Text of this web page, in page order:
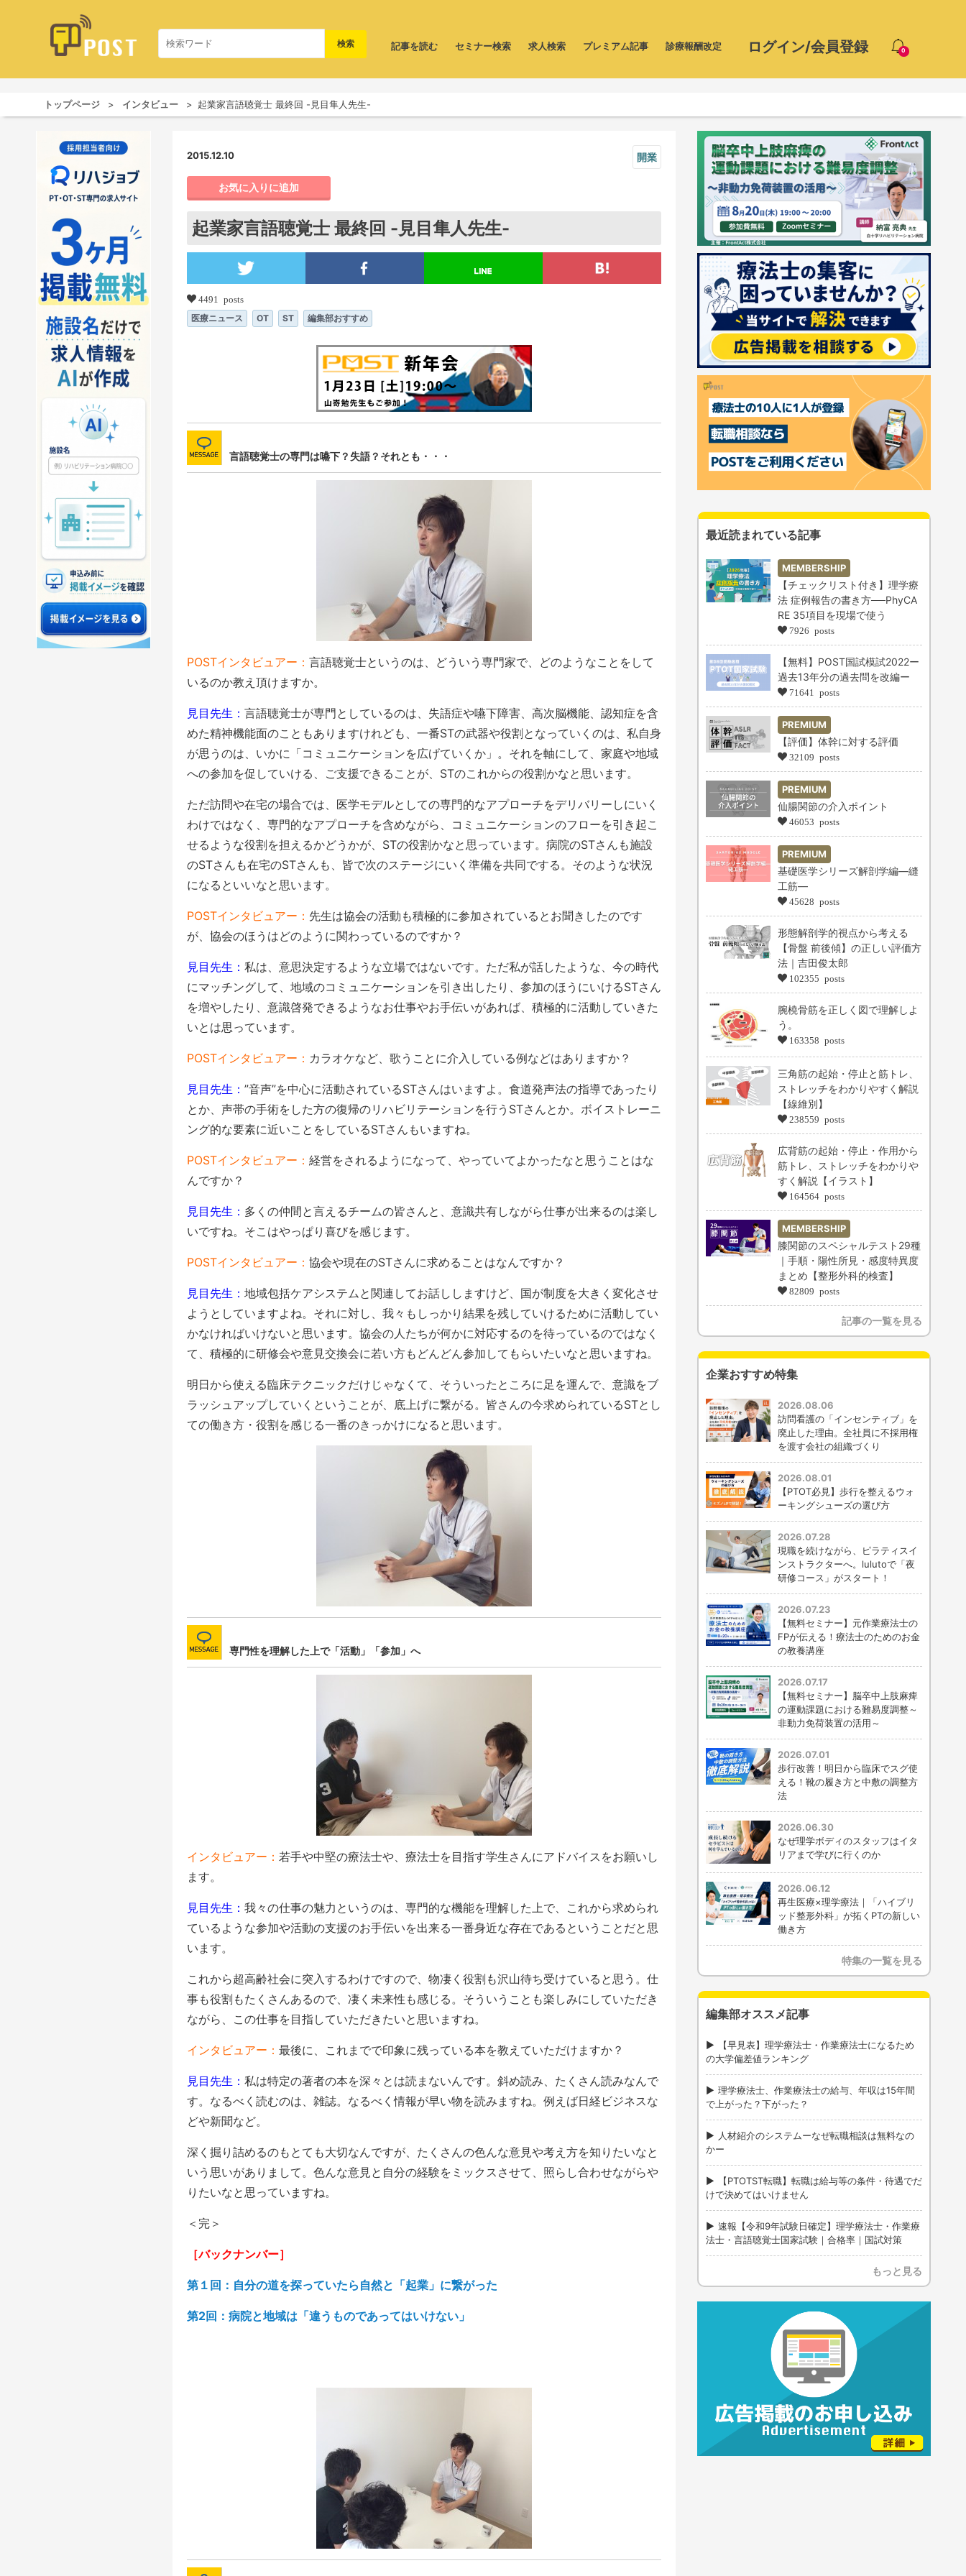
0
ログイン/会員登録
記事を読む セミナー検索 求人検索 プレミアム記事 診療報酬改定
トップページ インタビュー 起業家言語聴覚士 最終回 -見目隼人先生-
2015.12.10 開業
お気に入りに追加
起業家言語聴覚士 最終回 -見目隼人先生-
4491 posts
医療ニュース OT ST 編集部おすすめ
言語聴覚士の専門は嚥下？失語？それとも・・・
POSTインタビュアー： 言語聴覚士というのは、どういう専門家で、どのようなことをして
いるのか教え頂けますか。
見目先生： 言語聴覚士が専門としているのは、失語症や嚥下障害、高次脳機能、認知症を含
めた精神機能面のこともありますけれども、一番STの武器や役割となっていくのは、私自身
が思うのは、いかに「コミュニケーションを広げていくか」。それを軸にして、家庭や地域
への参加を促していける、ご支援できることが、STのこれからの役割かなと思います。
ただ訪問や在宅の場合では、医学モデルとしての専門的なアプローチをデリバリーしにいく
わけではなく、専門的なアプローチを含めながら、コミュニケーションのフローを引き起こ
せるような役割を担えるかどうかが、STの役割かなと思っています。病院のSTさんも施設
のSTさんも在宅のSTさんも、皆で次のステージにいく準備を共同でする。そのような状況
になるといいなと思います。
POSTインタビュアー： 先生は協会の活動も積極的に参加されているとお聞きしたのです
が、協会のほうはどのように関わっているのですか？
見目先生： 私は、意思決定するような立場ではないです。ただ私が話したような、今の時代
にマッチングして、地域のコミュニケーションを引き出したり、参加のほうにいけるSTさん
を増やしたり、意識啓発できるようなお仕事やお手伝いがあれば、積極的に活動していきた
いとは思っています。
POSTインタビュアー： カラオケなど、歌うことに介入している例などはありますか？
見目先生： ”音声”を中心に活動されているSTさんはいますよ。食道発声法の指導であったり
とか、声帯の手術をした方の復帰のリハビリテーションを行うSTさんとか。ボイストレーニ
ング的な要素に近いことをしているSTさんもいますね。
POSTインタビュアー： 経営をされるようになって、やっていてよかったなと思うことはな
んですか？
見目先生： 多くの仲間と言えるチームの皆さんと、意識共有しながら仕事が出来るのは楽し
いですね。そこはやっぱり喜びを感じます。
POSTインタビュアー： 協会や現在のSTさんに求めることはなんですか？
見目先生： 地域包括ケアシステムと関連してお話ししますけど、国が制度を大きく変化させ
ようとしていますよね。それに対し、我々もしっかり結果を残していけるために活動してい
かなければいけないと思います。協会の人たちが何かに対応するのを待っているのではなく
て、積極的に研修会や意見交換会に若い方もどんどん参加してもらいたいなと思いますね。
明日から使える臨床テクニックだけじゃなくて、そういったところに足を運んで、意識をブ
ラッシュアップしていくということが、底上げに繋がる。皆さんの今求められているSTとし
ての働き方・役割を感じる一番のきっかけになると思います。
専門性を理解した上で「活動」「参加」へ
インタビュアー： 若手や中堅の療法士や、療法士を目指す学生さんにアドバイスをお願いし
ます。
見目先生： 我々の仕事の魅力というのは、専門的な機能を理解した上で、これから求められ
ているような参加や活動の支援のお手伝いを出来る一番身近な存在であるということだと思
います。
これから超高齢社会に突入するわけですので、物凄く役割も沢山待ち受けていると思う。仕
事も役割もたくさんあるので、凄く未来性も感じる。そういうことも楽しみにしていただき
ながら、この仕事を目指していただきたいと思いますね。
インタビュアー： 最後に、これまでで印象に残っている本を教えていただけますか？
見目先生： 私は特定の著者の本を深々とは読まないんです。斜め読み、たくさん読みなんで
す。なるべく読むのは、雑誌。なるべく情報が早い物を読みますね。例えば日経ビジネスな
どや新聞など。
深く掘り詰めるのもとても大切なんですが、たくさんの色んな意見や考え方を知りたいなと
いう思いがありまして。色んな意見と自分の経験をミックスさせて、照らし合わせながらや
りたいなと思っていますね。
＜完＞
［バックナンバー］
第１回：自分の道を探っていたら自然と「起業」に繋がった
第2回：病院と地域は「違うものであってはいけない」
最近読まれている記事
MEMBERSHIP
【チェックリスト付き】理学療
法 症例報告の書き方──PhyCA
RE 35項目を現場で使う
7926 posts
【無料】POST国試模試2022ー
過去13年分の過去問を改編ー
71641 posts
PREMIUM
【評価】体幹に対する評価
32109 posts
PREMIUM
仙腸関節の介入ポイント
46053 posts
PREMIUM
基礎医学シリーズ解剖学編―縫
工筋―
45628 posts
形態解剖学的視点から考える
【骨盤 前後傾】の正しい評価方
法｜吉田俊太郎
102355 posts
腕橈骨筋を正しく図で理解しよ
う。
163358 posts
三角筋の起始・停止と筋トレ、
ストレッチをわかりやすく解説
【線維別】
238559 posts
広背筋の起始・停止・作用から
筋トレ、ストレッチをわかりや
すく解説【イラスト】
164564 posts
MEMBERSHIP
膝関節のスペシャルテスト29種
｜手順・陽性所見・感度特異度
まとめ【整形外科的検査】
82809 posts
記事の一覧を見る
企業おすすめ特集
2026.08.06
訪問看護の「インセンティブ」を
廃止した理由。全社員に不採用権
を渡す会社の組織づくり
2026.08.01
【PTOT必見】歩行を整えるウォ
ーキングシューズの選び方
2026.07.28
現職を続けながら、ピラティスイ
ンストラクターへ。lulutoで「夜
研修コース」がスタート！
2026.07.23
【無料セミナー】元作業療法士の
FPが伝える！療法士のためのお金
の教養講座
2026.07.17
【無料セミナー】脳卒中上肢麻痺
の運動課題における難易度調整～
非動力免荷装置の活用～
2026.07.01
歩行改善！明日から臨床でスグ使
える！靴の履き方と中敷の調整方
法
2026.06.30
なぜ理学ボディのスタッフはイタ
リアまで学びに行くのか
2026.06.12
再生医療×理学療法｜「ハイブリ
ッド整形外科」が拓くPTの新しい
働き方
特集の一覧を見る
編集部オススメ記事
【早見表】理学療法士・作業療法士になるため
の大学偏差値ランキング
理学療法士、作業療法士の給与、年収は15年間
で上がった？下がった？
人材紹介のシステムーなぜ転職相談は無料なの
かー
【PTOTST転職】転職は給与等の条件・待遇でだ
けで決めてはいけません
速報【令和9年試験日確定】理学療法士・作業療
法士・言語聴覚士国家試験｜合格率｜国試対策
もっと見る